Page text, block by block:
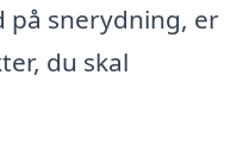
på snerydning, er
du skal